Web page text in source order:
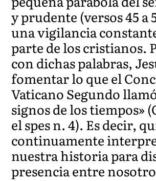
y prudente (versos 45 a
una vigilancia
parte de los cristianos.
con dichas palabras,
fomentar lo que el
Vaticano Segundo
signos de los tiempos»
el spes n. 4). Es decir,
continuamente
nuestra historia para
presencia entre